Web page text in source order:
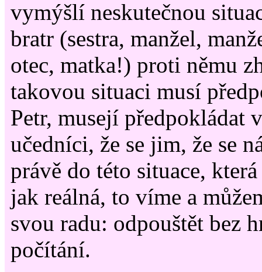
vymýšlí neskutečnou
bratr (sestra, manžel,
otec, matka!) proti němu
takovou situaci musí
Petr, musejí předpokládat
učedníci, že se jim, že se
právě do této situace,
jak reálná, to víme a
svou radu: odpouštět bez
počítání.